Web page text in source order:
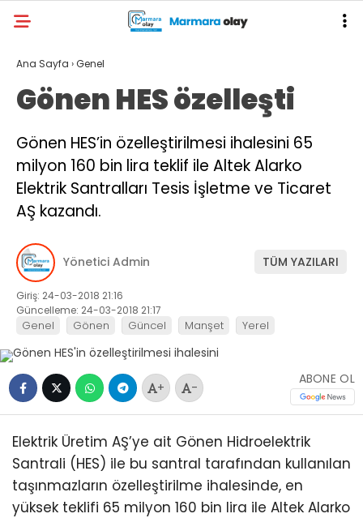
Ana Sayfa ›Genel
Gönen HES özelleşti
Gönen HES’in özelleştirilmesi ihalesini 65
milyon 160 bin lira teklif ile Altek Alarko
Elektrik Santralları Tesis İşletme ve Ticaret
AŞ kazandı.
Yönetici Admin TÜM YAZILARI
Giriş: 24-03-2018 21:16
Güncelleme: 24-03-2018 21:17
Genel Gönen Güncel Manşet Yerel
+ -
ABONE OL
Elektrik Üretim AŞ’ye ait Gönen Hidroelektrik
Santrali (HES) ile bu santral tarafından kullanılan
taşınmazların özelleştirilme ihalesinde, en
yüksek teklifi 65 milyon 160 bin lira ile Altek Alarko